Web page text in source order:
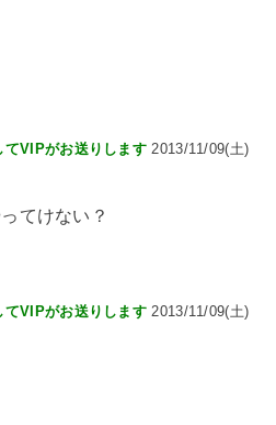
てVIPがお送りします 2013/11/09(土)
てけない？
てVIPがお送りします 2013/11/09(土)